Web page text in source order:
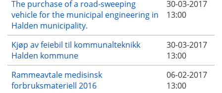
The purchase of a road-sweeping
vehicle for the municipal engineering in
Halden municipality.
30-03-2017
13:00
Kjøp av feiebil til kommunalteknikk
Halden kommune
30-03-2017
13:00
Rammeavtale medisinsk
forbruksmateriell 2016
06-02-2017
13:00